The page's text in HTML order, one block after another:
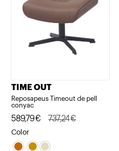
TIME OUT
Reposapeus Timeout de pell
conyac
737,24€
El
preu
original
589,79€
El
preu
actual
Color